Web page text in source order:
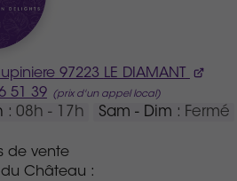
97223 LE DIAMANT
51 39
: 08h - 17h Sam - Dim : Fermé
de vente
du Château :